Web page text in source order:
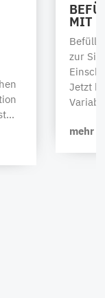
MIT
zur
Jetzt
mehr